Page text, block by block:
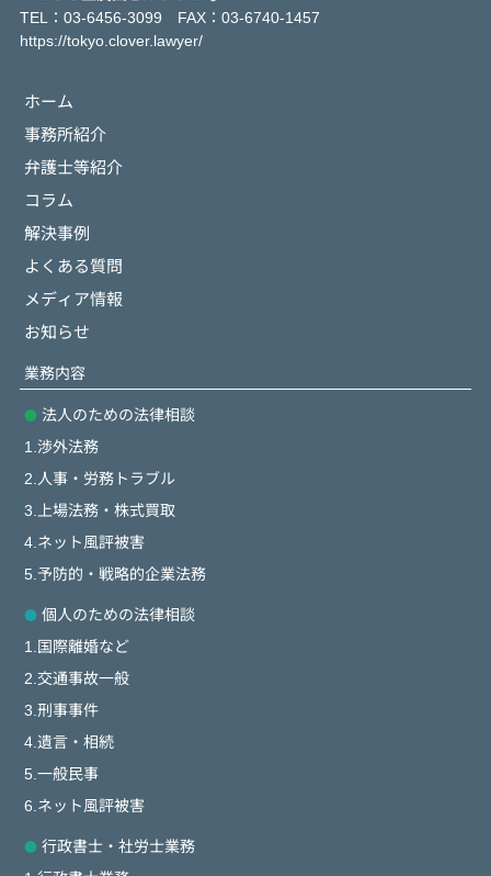
TEL：03-6456-3099 FAX：03-6740-1457
https://tokyo.clover.lawyer/
ホーム
事務所紹介
弁護士等紹介
コラム
解決事例
よくある質問
メディア情報
お知らせ
業務内容
法人のための法律相談
1.渉外法務
2.人事・労務トラブル
3.上場法務・株式買取
4.ネット風評被害
5.予防的・戦略的企業法務
個人のための法律相談
1.国際離婚など
2.交通事故一般
3.刑事事件
4.遺言・相続
5.一般民事
6.ネット風評被害
行政書士・社労士業務